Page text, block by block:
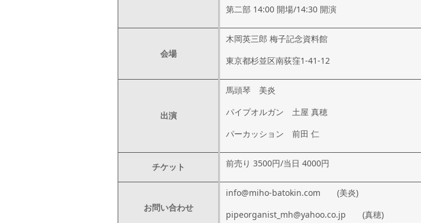
第二部 14:00 開場/14:30 開演
会場
木岡英三郎 梅子記念資料館
東京都杉並区南荻窪1-41-12
出演
馬頭琴 美炎
パイプオルガン 土屋 真穂
パーカッション 前田 仁
チケット 前売り 3500円/当日 4000円
お問い合わせ
info@miho-batokin.com (美炎)
pipeorganist_mh@yahoo.co.jp (真穂)